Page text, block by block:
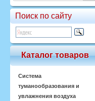
Поиск по сайту
Каталог товаров
Система
туманообразования и
увлажнения воздуха